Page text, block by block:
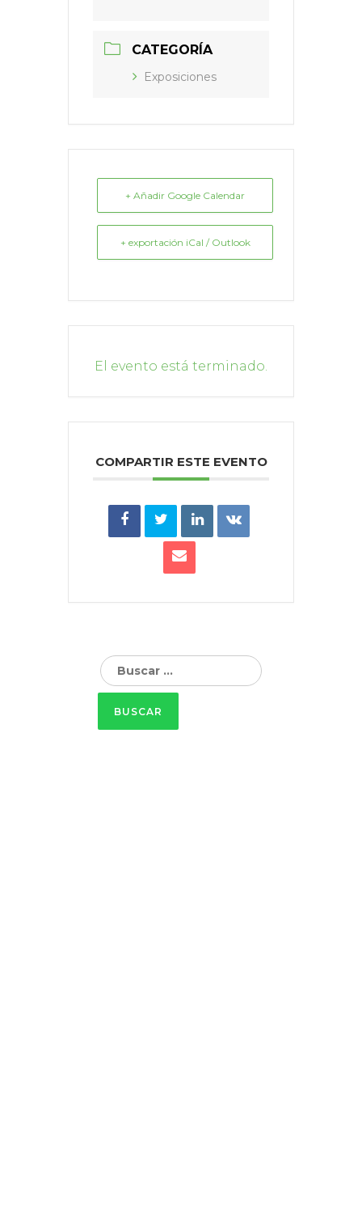
CATEGORÍA
Exposiciones
+ Añadir Google Calendar
+ exportación iCal / Outlook
El evento está terminado.
COMPARTIR ESTE EVENTO
Buscar: